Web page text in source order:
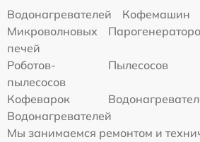
Водонагревателей
Кофемашин
Микроволновых
печей
Роботов-
пылесосов
Пылесосов
Кофеварок
Водонагревателей
Мы занимаемся ремонтом и